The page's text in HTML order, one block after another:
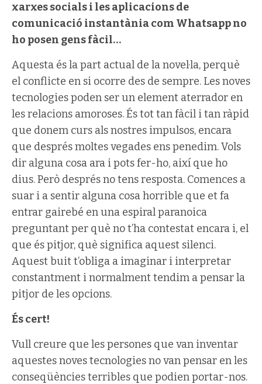
xarxes socials i les aplicacions de
comunicació instantània com Whatsapp no
ho posen gens fàcil…
Aquesta és la part actual de la novel·la, perquè
el conflicte en si ocorre des de sempre. Les noves
tecnologies poden ser un element aterrador en
les relacions amoroses. És tot tan fàcil i tan ràpid
que donem curs als nostres impulsos, encara
que després moltes vegades ens penedim. Vols
dir alguna cosa ara i pots fer-ho, així que ho
dius. Però després no tens resposta. Comences a
suar i a sentir alguna cosa horrible que et fa
entrar gairebé en una espiral paranoica
preguntant per què no t’ha contestat encara i, el
que és pitjor, què significa aquest silenci.
Aquest buit t’obliga a imaginar i interpretar
constantment i normalment tendim a pensar la
pitjor de les opcions.
És cert!
Vull creure que les persones que van inventar
aquestes noves tecnologies no van pensar en les
conseqüències terribles que podien portar-nos.